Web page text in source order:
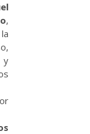
,